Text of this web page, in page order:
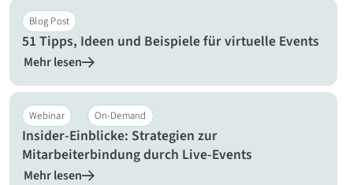
Blog Post
51 Tipps, Ideen und Beispiele für virtuelle Events
Mehr lesen
Webinar On-Demand
Insider-Einblicke: Strategien zur
Mitarbeiterbindung durch Live-Events
Mehr lesen